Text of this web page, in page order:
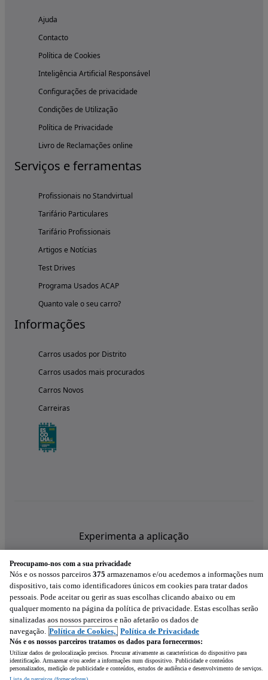
Ajuda
Contacto
Política de Cookies
Inteligência Artificial Responsável
Configurações de privacidade
Condições de Utilização
Política de Privacidade
Livro de Reclamações online
Serviços e ferramentas
Profissionais no Standvirtual
Tarifário Particulares
Tarifário Profissionais
Artigos e Notícias
Test Drives
Programa Usados ACAP
Quanto vale o seu carro?
Informações
Carros usados por Distrito
Carros usados mais procurados
Carros Novos
Carreiras
Experimenta a aplicação
Preocupamo-nos com a sua privacidade
Nós e os nossos parceiros 375 armazenamos e/ou acedemos a informações num
dispositivo, tais como identificadores únicos em cookies para tratar dados
pessoais. Pode aceitar ou gerir as suas escolhas clicando abaixo ou em
qualquer momento na página da política de privacidade. Estas escolhas serão
sinalizadas aos nossos parceiros e não afetarão os dados de
navegação. Política de Cookies, Política de Privacidade
Nós e os nossos parceiros tratamos os dados para fornecermos:
Utilizar dados de geolocalização precisos. Procurar ativamente as características do dispositivo para
identificação. Armazenar e/ou aceder a informações num dispositivo. Publicidade e conteúdos
personalizados, medição de publicidade e conteúdos, estudos de audiência e desenvolvimento de serviços.